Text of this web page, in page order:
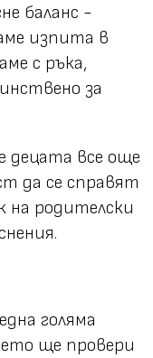
баланс -
изпита в
с ръка,
за
децата все още
да се справят
на родителски
голяма
ще провери